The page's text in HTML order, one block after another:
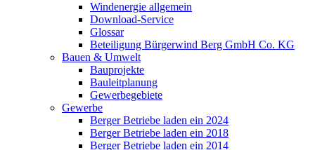
Windenergie allgemein
Download-Service
Glossar
Beteiligung Bürgerwind Berg GmbH Co. KG
Bauen & Umwelt
Bauprojekte
Bauleitplanung
Gewerbegebiete
Gewerbe
Berger Betriebe laden ein 2024
Berger Betriebe laden ein 2018
Berger Betriebe laden ein 2014